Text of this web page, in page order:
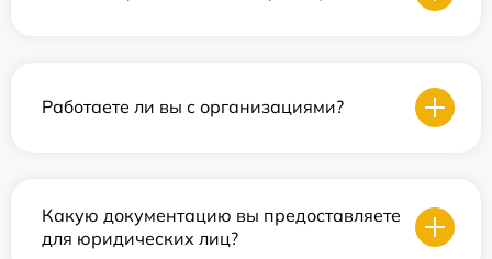
Работаете ли вы с организациями?
Какую документацию вы предоставляете
для юридических лиц?